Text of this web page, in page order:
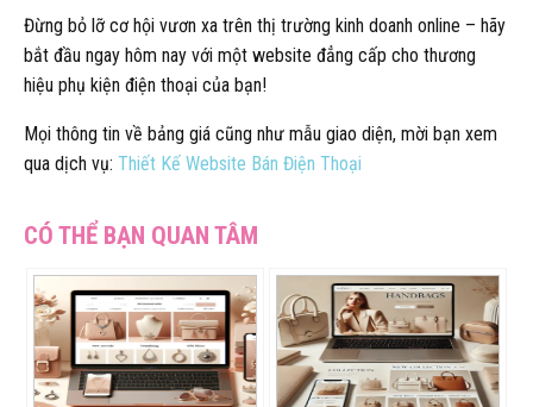
Đừng bỏ lỡ cơ hội vươn xa trên thị trường kinh doanh online – hãy
bắt đầu ngay hôm nay với một website đẳng cấp cho thương
hiệu phụ kiện điện thoại của bạn!
Mọi thông tin về bảng giá cũng như mẫu giao diện, mời bạn xem
qua dịch vụ: Thiết Kế Website Bán Điện Thoại